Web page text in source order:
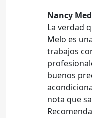
Nancy
La verdad
Melo es
trabajos
buenos
nota que